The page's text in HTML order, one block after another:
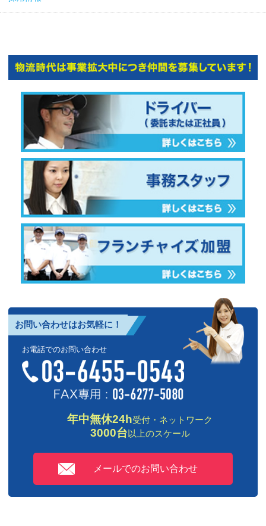
お問い合わせはお気軽に！
お電話でのお問い合わせ
年中無休24h受付・ネットワーク
3000台以上のスケール
メールでのお問い合わせ